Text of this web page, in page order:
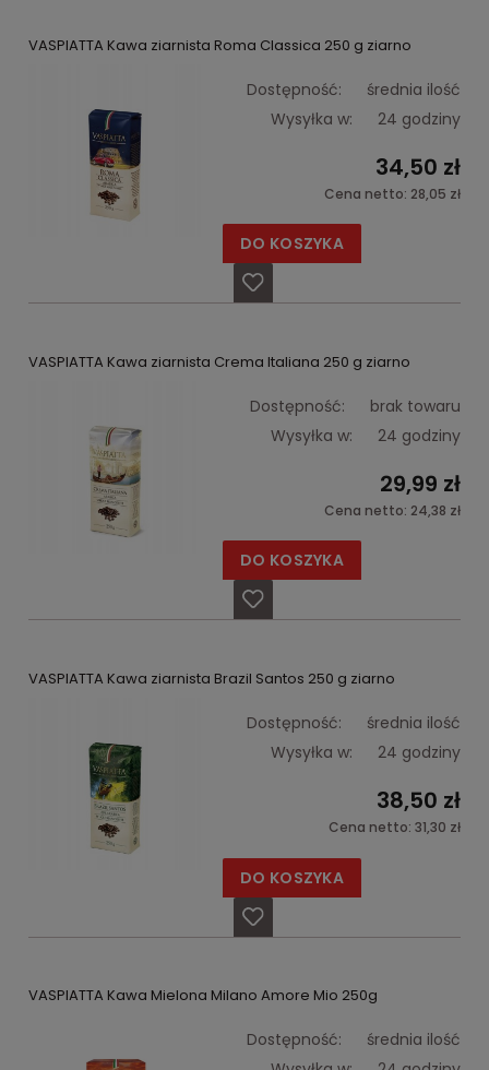
VASPIATTA Kawa ziarnista Roma Classica 250 g ziarno
Dostępność:
średnia ilość
Wysyłka w:
24 godziny
34,50 zł
Cena netto: 28,05 zł
DO KOSZYKA
VASPIATTA Kawa ziarnista Crema Italiana 250 g ziarno
Dostępność:
brak towaru
Wysyłka w:
24 godziny
29,99 zł
Cena netto: 24,38 zł
DO KOSZYKA
VASPIATTA Kawa ziarnista Brazil Santos 250 g ziarno
Dostępność:
średnia ilość
Wysyłka w:
24 godziny
38,50 zł
Cena netto: 31,30 zł
DO KOSZYKA
VASPIATTA Kawa Mielona Milano Amore Mio 250g
Dostępność:
średnia ilość